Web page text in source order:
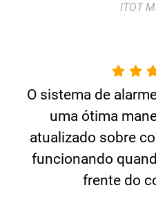
ITOT
O sistema de
uma ótima
atualizado sobre
funcionando
frente do